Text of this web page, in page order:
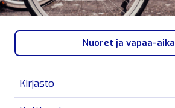
Nuoret ja vapaa-aika
Kirjasto